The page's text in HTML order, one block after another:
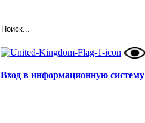
Вход в информационную систему